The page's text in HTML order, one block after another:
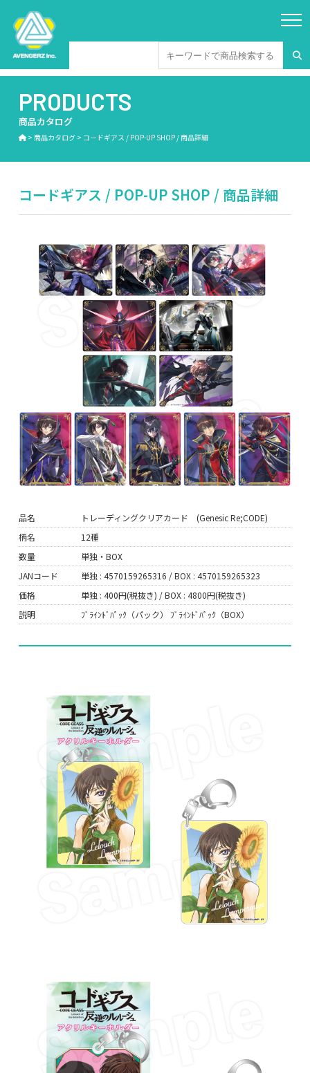
PRODUCTS
商品カタログ
> 商品カタログ> コードギアス / POP-UP SHOP / 商品詳細
コードギアス / POP-UP SHOP / 商品詳細
品名
トレーディングクリアカード (Genesic Re;CODE)
柄名
12種
数量
単独・BOX
JANコード
単独 : 4570159265316 / BOX : 4570159265323
価格
単独 : 400円(税抜き) / BOX : 4800円(税抜き)
説明
ﾌﾞﾗｲﾝﾄﾞﾊﾟｯｸ（パック） ﾌﾞﾗｲﾝﾄﾞﾊﾟｯｸ（BOX）